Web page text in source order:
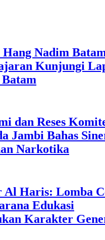
Nadim
Kunjungi
dan Reses
Jambi Bahas
Narkotika
Al Haris: Lomba
Edukasi
Karakter